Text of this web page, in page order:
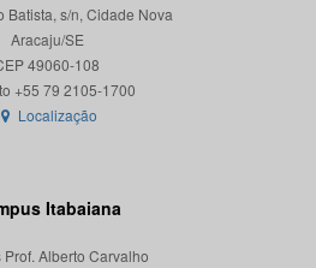
Batista, s/n, Cidade Nova
Aracaju/SE
49060-108
Localização
Itabaiana
Alberto Carvalho